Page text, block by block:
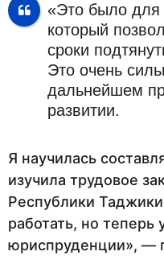
«Это было
который
сроки
Это очень
дальнейшем
развитии.
Я научилась
изучила трудовое
Республики
работать, но теперь
юриспруденции», —